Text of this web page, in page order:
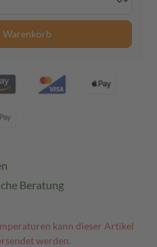
Warenkorb
Beratung
kann dieser Artikel
werden.